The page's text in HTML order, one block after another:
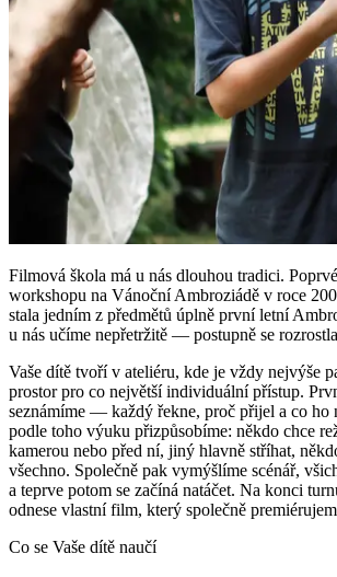
Filmová škola má u nás dlouhou tradici.
workshopu na Vánoční Ambroziádě v roce
stala jedním z předmětů úplně první letní
u nás učíme nepřetržitě — postupně se
Vaše dítě tvoří v ateliéru, kde je vždy nejvýše
prostor pro co největší individuální přístup.
seznámíme — každý řekne, proč přijel a co ho
podle toho výuku přizpůsobíme: někdo chce
kamerou nebo před ní, jiný hlavně stříhat,
všechno. Společně pak vymýšlíme scénář,
a teprve potom se začíná natáčet. Na konci
odnese vlastní film, který společně
Co se Vaše dítě naučí